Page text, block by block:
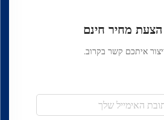
הצעת מחיר חינם
ייצור איתכם קשר בקרוב.